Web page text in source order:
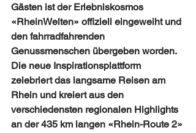
Gästen ist der Erlebniskosmos
«RheinWelten» offiziell eingeweiht und
den fahrradfahrenden
Genussmenschen übergeben worden.
Die neue Inspirationsplattform
zelebriert das langsame Reisen am
Rhein und kreiert aus den
verschiedensten regionalen Highlights
an der 435 km langen «Rhein-Route 2»